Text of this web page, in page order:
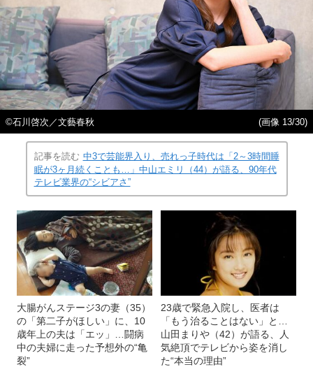
©石川啓次／文藝春秋 (画像 13/30)
記事を読む 中3で芸能界入り、売れっ子時代は「2～3時間睡
眠が3ヶ月続くことも…」中山エミリ（44）が語る、90年代
テレビ業界の“シビアさ”
大腸がんステージ3の妻（35）
の「第二子がほしい」に、10
歳年上の夫は「エッ」…闘病
中の夫婦に走った予想外の“亀
裂”
23歳で緊急入院し、医者は
「もう治ることはない」と…
山田まりや（42）が語る、人
気絶頂でテレビから姿を消し
た“本当の理由”